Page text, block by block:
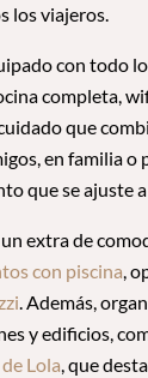
los viajeros.
con todo
completa,
que
en familia o
que se ajuste
extra de
con piscina,
. Además,
y edificios,
Lola, que